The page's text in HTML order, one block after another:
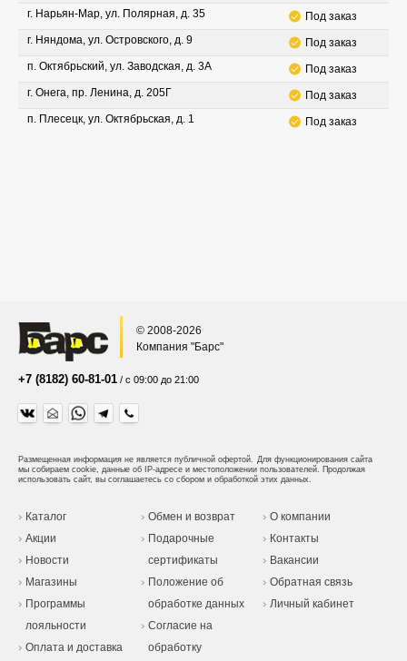
г. Нарьян-Мар, ул. Полярная, д. 35
Под заказ
г. Няндома, ул. Островского, д. 9
Под заказ
п. Октябрьский, ул. Заводская, д. 3А
Под заказ
г. Онега, пр. Ленина, д. 205Г
Под заказ
п. Плесецк, ул. Октябрьская, д. 1
Под заказ
© 2008-2026
Компания "Барс"
+7 (8182) 60-81-01 / с 09:00 до 21:00
Размещенная информация не является публичной офертой. Для функционирования сайта
мы собираем cookie, данные об IP-адресе и местоположении пользователей. Продолжая
использовать сайт, вы соглашаетесь со сбором и обработкой этих данных.
Каталог
Акции
Новости
Магазины
Программы
лояльности
Оплата и доставка
Обмен и возврат
Подарочные
сертификаты
Положение об
обработке данных
Согласие на
обработку
О компании
Контакты
Вакансии
Обратная связь
Личный кабинет